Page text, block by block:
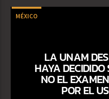
MÉXICO
LA UNAM
HAYA DECIDIDO
NO EL
POR EL